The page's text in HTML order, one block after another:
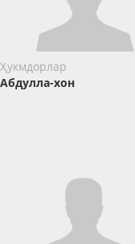
Ҳукмдорлар
Абдулла-хон